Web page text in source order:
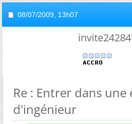
08/07/2009, 13h07
Re : Entrer dans une
d'ingénieur